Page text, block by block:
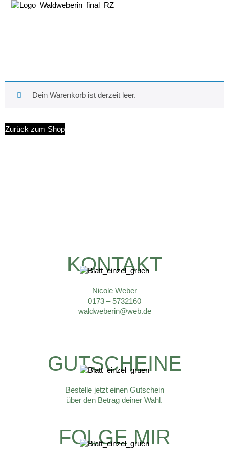
Dein Warenkorb ist derzeit leer.
Zurück zum Shop
KONTAKT
Nicole Weber
0173 – 5732160
waldweberin@web.de
GUTSCHEINE
Bestelle jetzt einen Gutschein
über den Betrag deiner Wahl.
FOLGE MIR